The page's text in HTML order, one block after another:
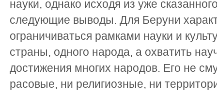
науки, однако исходя из уже
следующие выводы. Для Беруни
ограничиваться рамками науки и
страны, одного народа, а охватить
достижения многих народов. Его не
расовые, ни религиозные, ни